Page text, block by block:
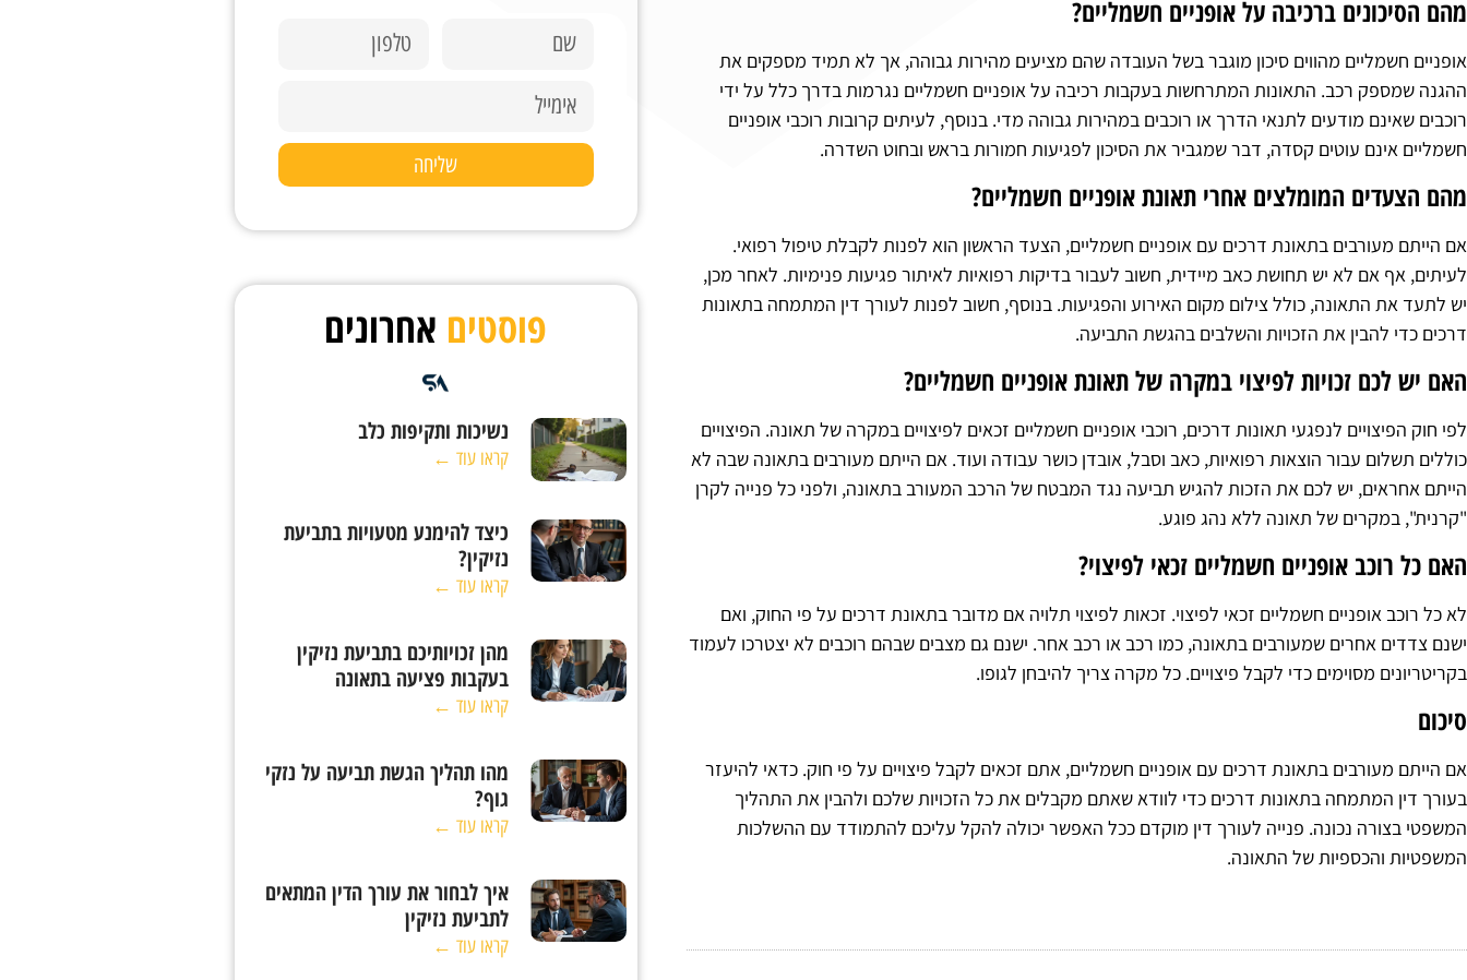
מהם הסיכונים ברכיבה על אופניים חשמליים?
אופניים חשמליים מהווים סיכון מוגבר בשל העובדה שהם מציעים מהירות גבוהה, אך לא תמיד מספקים את
ההגנה שמספק רכב. התאונות המתרחשות בעקבות רכיבה על אופניים חשמליים נגרמות בדרך כלל על ידי
רוכבים שאינם מודעים לתנאי הדרך או רוכבים במהירות גבוהה מדי. בנוסף, לעיתים קרובות רוכבי אופניים
חשמליים אינם עוטים קסדה, דבר שמגביר את הסיכון לפגיעות חמורות בראש ובחוט השדרה.
מהם הצעדים המומלצים אחרי תאונת אופניים חשמליים?
אם הייתם מעורבים בתאונת דרכים עם אופניים חשמליים, הצעד הראשון הוא לפנות לקבלת טיפול רפואי.
לעיתים, אף אם לא יש תחושת כאב מיידית, חשוב לעבור בדיקות רפואיות לאיתור פגיעות פנימיות. לאחר מכן,
יש לתעד את התאונה, כולל צילום מקום האירוע והפגיעות. בנוסף, חשוב לפנות לעורך דין המתמחה בתאונות
דרכים כדי להבין את הזכויות והשלבים בהגשת התביעה.
האם יש לכם זכויות לפיצוי במקרה של תאונת אופניים חשמליים?
לפי חוק הפיצויים לנפגעי תאונות דרכים, רוכבי אופניים חשמליים זכאים לפיצויים במקרה של תאונה. הפיצויים
כוללים תשלום עבור הוצאות רפואיות, כאב וסבל, אובדן כושר עבודה ועוד. אם הייתם מעורבים בתאונה שבה לא
הייתם אחראים, יש לכם את הזכות להגיש תביעה נגד המבטח של הרכב המעורב בתאונה, ולפני כל פנייה לקרן
"קרנית", במקרים של תאונה ללא נהג פוגע.
האם כל רוכב אופניים חשמליים זכאי לפיצוי?
לא כל רוכב אופניים חשמליים זכאי לפיצוי. זכאות לפיצוי תלויה אם מדובר בתאונת דרכים על פי החוק, ואם
ישנם צדדים אחרים שמעורבים בתאונה, כמו רכב או רכב אחר. ישנם גם מצבים שבהם רוכבים לא יצטרכו לעמוד
בקריטריונים מסוימים כדי לקבל פיצויים. כל מקרה צריך להיבחן לגופו.
סיכום
אם הייתם מעורבים בתאונת דרכים עם אופניים חשמליים, אתם זכאים לקבל פיצויים על פי חוק. כדאי להיעזר
בעורך דין המתמחה בתאונות דרכים כדי לוודא שאתם מקבלים את כל הזכויות שלכם ולהבין את התהליך
המשפטי בצורה נכונה. פנייה לעורך דין מוקדם ככל האפשר יכולה להקל עליכם להתמודד עם ההשלכות
המשפטיות והכספיות של התאונה.
שליחה
פוסטים אחרונים
נשיכות ותקיפות כלב
קראו עוד ←
כיצד להימנע מטעויות בתביעת
נזיקין?
קראו עוד ←
מהן זכויותיכם בתביעת נזיקין
בעקבות פציעה בתאונה
קראו עוד ←
מהו תהליך הגשת תביעה על נזקי
גוף?
קראו עוד ←
איך לבחור את עורך הדין המתאים
לתביעת נזיקין
קראו עוד ←